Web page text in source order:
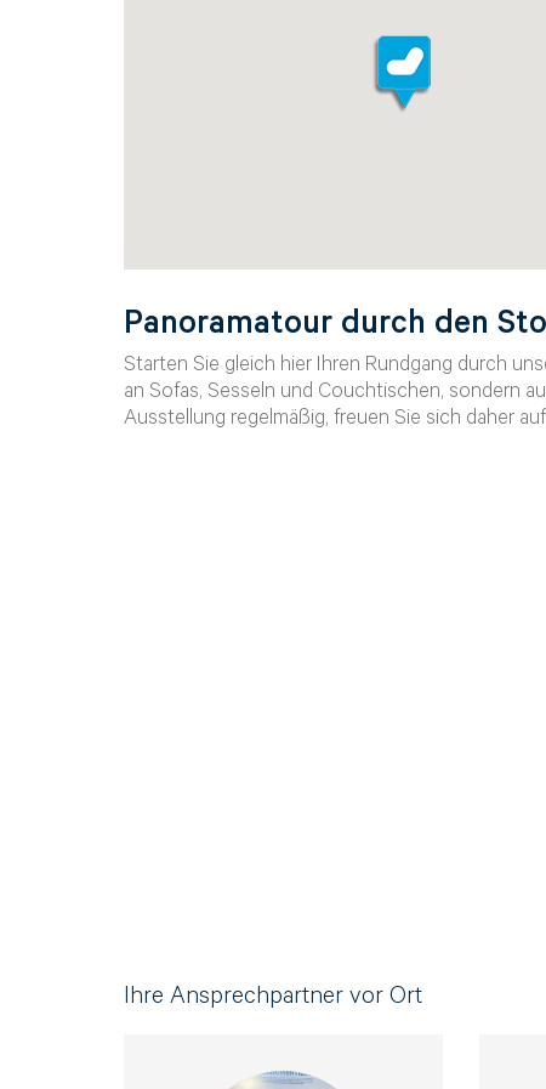
Vorname*
Nachname*
Panoramatour durch den
Starten Sie gleich hier Ihren Rundgang durch
an Sofas, Sesseln und Couchtischen, sondern
Ausstellung regelmäßig, freuen Sie sich daher
Ihre Ansprechpartner vor Ort